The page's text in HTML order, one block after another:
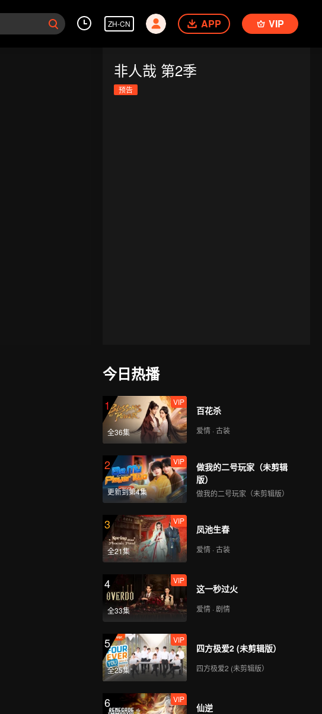
ZH-CN APP VIP
非人哉 第2季
预告
今日热播
1
全36集
VIP
百花杀
爱情 · 古装
2
更新到第4集
VIP
做我的二号玩家（未剪辑
版）
做我的二号玩家（未剪辑版）
3
全21集
VIP
凤池生春
爱情 · 古装
4
全33集
VIP
这一秒过火
爱情 · 剧情
5
全25集
VIP
四方极爱2 (未剪辑版）
四方极爱2 (未剪辑版）
6 VIP
仙逆